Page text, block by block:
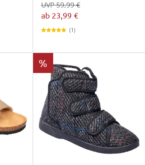
ab 23,99 €
UVP 59,99 €
(1)
%